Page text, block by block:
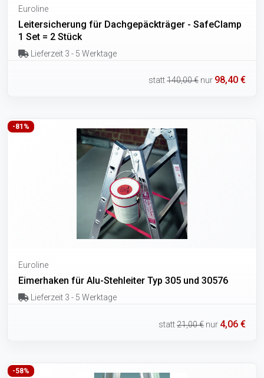
Euroline
Leitersicherung für Dachgepäckträger - SafeClamp
1 Set = 2 Stück
Lieferzeit 3 - 5 Werktage
statt140,00 € nur 98,40 €
-81%
Euroline
Eimerhaken für Alu-Stehleiter Typ 305 und 30576
Lieferzeit 3 - 5 Werktage
statt21,00 € nur 4,06 €
-58%